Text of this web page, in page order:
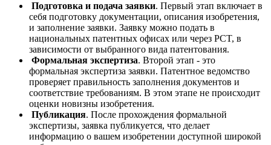
Подготовка и подача заявки. Первый этап включает в
себя подготовку документации, описания изобретения,
и заполнение заявки. Заявку можно подать в
национальных патентных офисах или через PCT, в
зависимости от выбранного вида патентования.
Формальная экспертиза. Второй этап - это
формальная экспертиза заявки. Патентное ведомство
проверяет правильность заполнения документов и
соответствие требованиям. В этом этапе не происходит
оценки новизны изобретения.
Публикация. После прохождения формальной
экспертизы, заявка публикуется, что делает
информацию о вашем изобретении доступной широкой